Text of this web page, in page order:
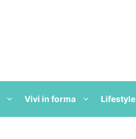
Vivi in forma Lifestyle